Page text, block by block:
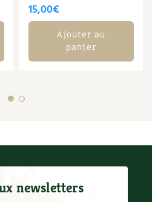
15,00€
Ajouter au
panier
newsletters